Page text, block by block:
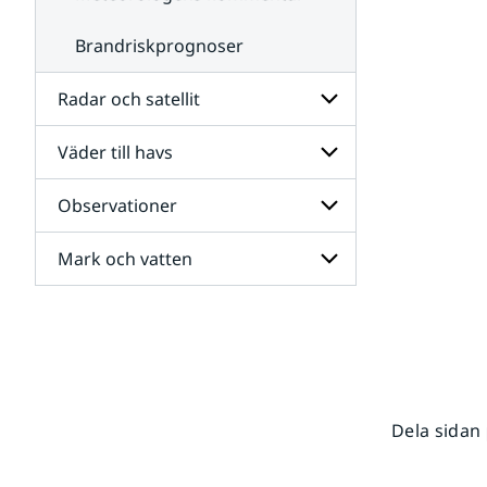
Brandriskprognoser
Radar och satellit
Undersidor
för
Radar
och
satellit
Väder till havs
Undersidor
för
Väder
till
havs
Observationer
Undersidor
för
Mark och vatten
Dela sidan